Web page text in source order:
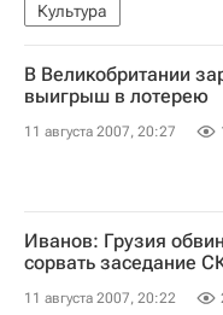
Культура
В Великобритании
выигрыш в лотерею
11 августа 2007, 20:27
Иванов: Грузия
сорвать заседание
11 августа 2007, 20:22